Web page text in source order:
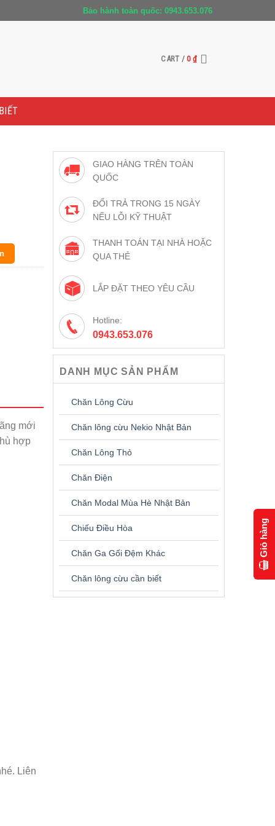
Bảo hành toàn quốc: 0943.653.076
CART /0 ₫
GIAO HÀNG TRÊN TOÀN
QUỐC
ĐỔI TRẢ TRONG 15 NGÀY
NẾU LỖI KỸ THUẬT
THANH TOÁN TẠI NHÀ HOẶC
QUA THẺ
LẮP ĐẶT THEO YÊU CẦU
Hotline:
0943.653.076
DANH MỤC SẢN PHẨM
Chăn Lông Cừu
Chăn lông cừu Nekio Nhật Bản
Chăn Lông Thỏ
Chăn Điện
Chăn Modal Mùa Hè Nhật Bản
Chiếu Điều Hòa
Chăn Ga Gối Đệm Khác
Chăn lông cừu cần biết
mới
hợp
Liên
Giỏ hàng